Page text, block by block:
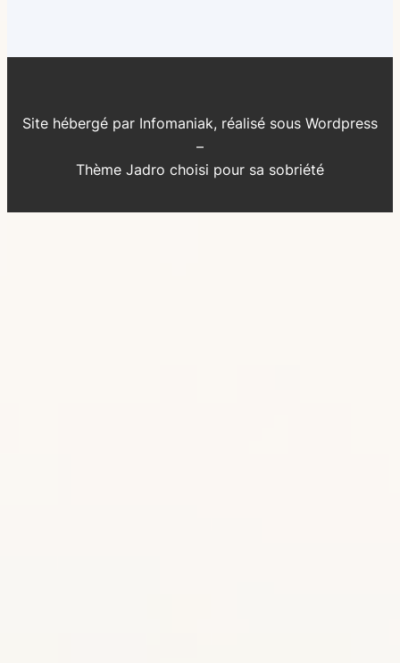
Site hébergé par Infomaniak, réalisé sous Wordpress
–
Thème Jadro choisi pour sa sobriété